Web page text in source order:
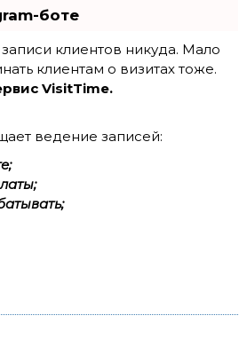
боте
клиентов никуда. Мало
клиентам о визитах тоже.
VisitTime.
ведение записей: